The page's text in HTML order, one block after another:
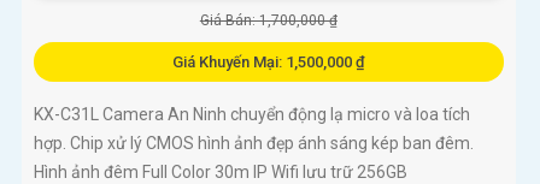
Giá Bán: 1,700,000 ₫
Giá Khuyến Mại: 1,500,000 ₫
KX-C31L Camera An Ninh chuyển động lạ micro và loa tích
hợp. Chip xử lý CMOS hình ảnh đẹp ánh sáng kép ban đêm.
Hình ảnh đêm Full Color 30m IP Wifi lưu trữ 256GB